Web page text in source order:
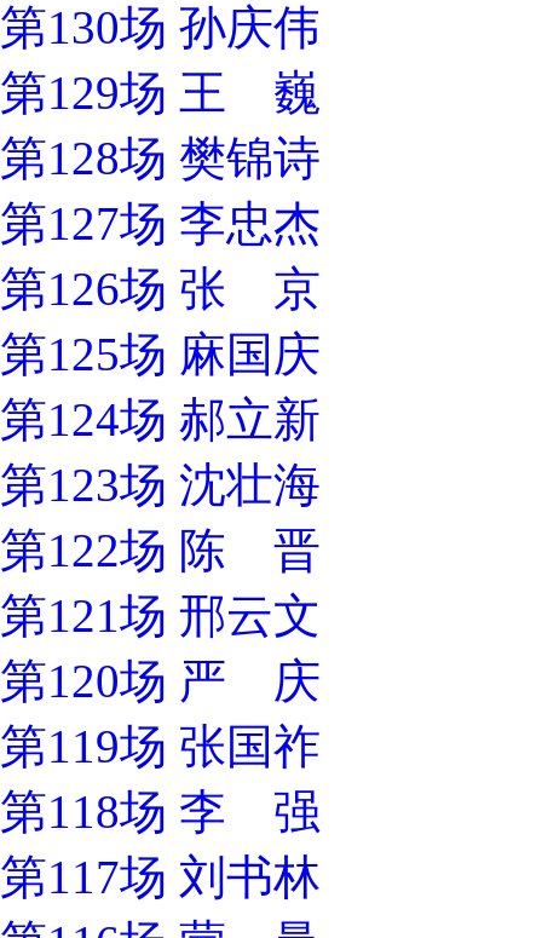
第130场 孙庆伟
第129场 王 巍
第128场 樊锦诗
第127场 李忠杰
第126场 张 京
第125场 麻国庆
第124场 郝立新
第123场 沈壮海
第122场 陈 晋
第121场 邢云文
第120场 严 庆
第119场 张国祚
第118场 李 强
第117场 刘书林